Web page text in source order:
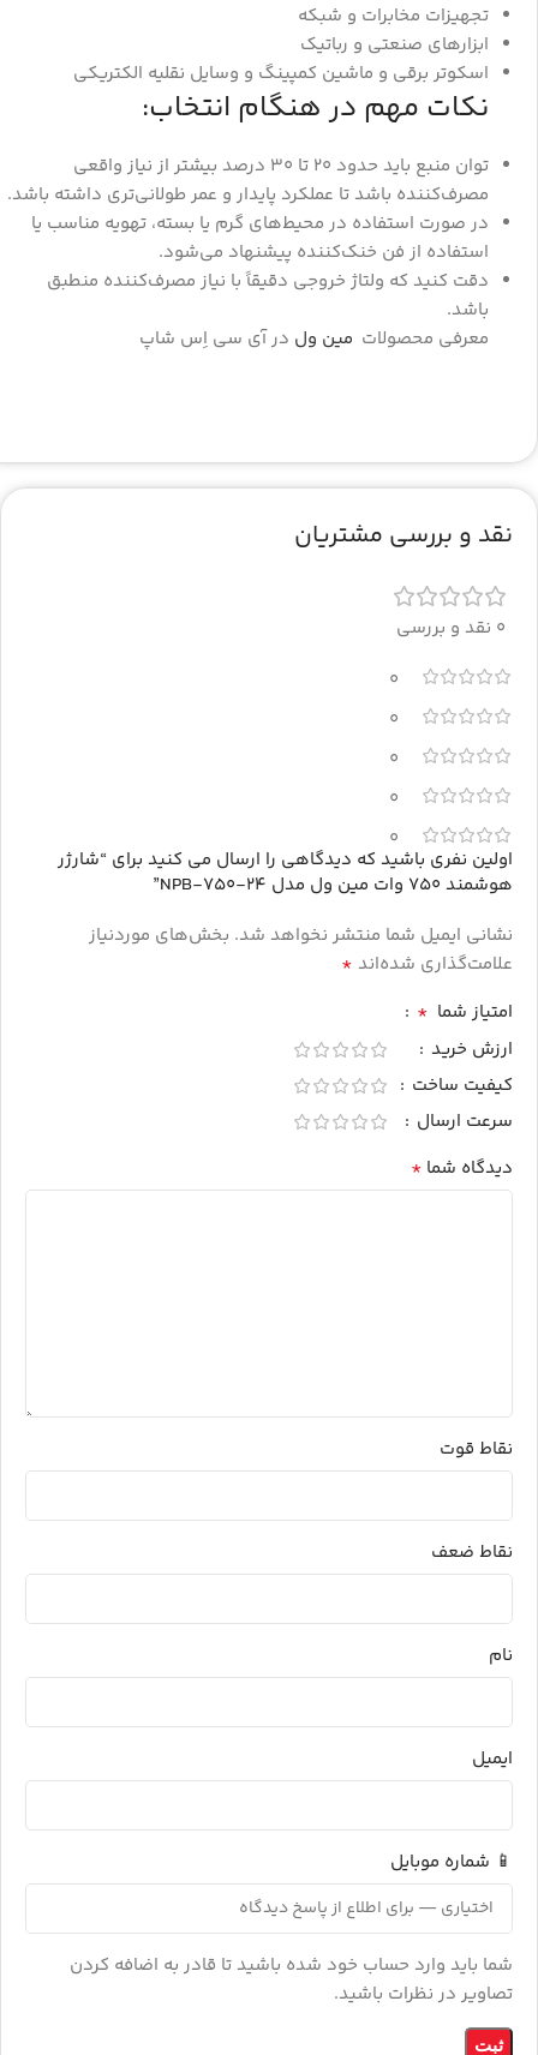
تجهیزات مخابرات و شبکه
ابزارهای صنعتی و رباتیک
اسکوتر برقی و ماشین کمپینگ و وسایل نقلیه الکتریکی
نکات مهم در هنگام انتخاب:
توان منبع باید حدود 20 تا 30 درصد بیشتر از نیاز واقعی
مصرف‌کننده باشد تا عملکرد پایدار و عمر طولانی‌تری داشته باشد.
در صورت استفاده در محیط‌های گرم یا بسته، تهویه مناسب یا
استفاده از فن خنک‌کننده پیشنهاد می‌شود.
دقت کنید که ولتاژ خروجی دقیقاً با نیاز مصرف‌کننده منطبق
باشد.
معرفی محصولات مین ول در آی سی اِس شاپ
نقد و بررسی مشتریان
0 نقد و بررسی
0
0
0
0
0
اولین نفری باشید که دیدگاهی را ارسال می کنید برای “شارژر
هوشمند 750 وات مین ول مدل NPB-750-24”
نشانی ایمیل شما منتشر نخواهد شد. بخش‌های موردنیاز
علامت‌گذاری شده‌اند *
امتیاز شما *
ارزش خرید
کیفیت ساخت
سرعت ارسال
دیدگاه شما *
نقاط قوت
نقاط ضعف
نام
ایمیل
📱 شماره موبایل
شما باید وارد حساب خود شده باشید تا قادر به اضافه کردن
تصاویر در نظرات باشید.